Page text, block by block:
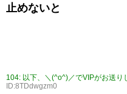
止めないと
104: 以下、＼(^o^)／でVIPがお送り
ID:8TDdwgzm0